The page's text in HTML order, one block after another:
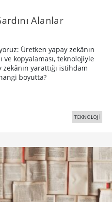
Alanlar
Üretken yapay zekânın
ve kopyalaması, teknolojiyle
yarattığı istihdam
boyutta?
TEKNOLOJİ